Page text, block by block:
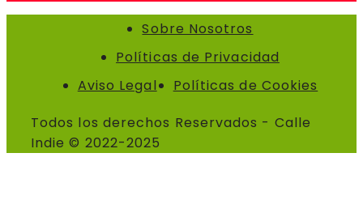
Sobre Nosotros
Políticas de Privacidad
Aviso Legal
Políticas de Cookies
Todos los derechos Reservados - Calle
Indie © 2022-2025